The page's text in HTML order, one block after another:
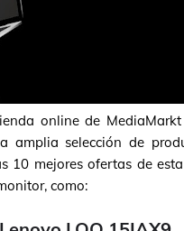
online de
amplia selección de
10 mejores ofertas de
como: